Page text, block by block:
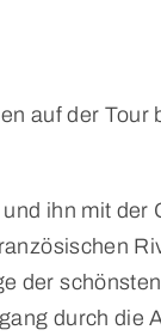
auf der Tour
ihn mit
der
durch die